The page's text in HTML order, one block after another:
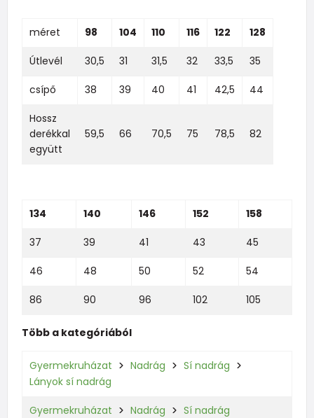
méret 98 104 110 116 122 128
Útlevél 30,5 31 31,5 32 33,5 35
csípő 38 39 40 41 42,5 44
Hossz
derékkal
együtt
59,5 66 70,5 75 78,5 82
134 140 146 152 158
37 39 41 43 45
46 48 50 52 54
86 90 96 102 105
Több a kategóriából
Gyermekruházat Nadrág
Sí nadrág
Lányok sí nadrág
Gyermekruházat Nadrág Sí nadrág